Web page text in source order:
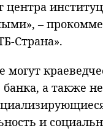
центра
–
Страна».
банка, а также
и